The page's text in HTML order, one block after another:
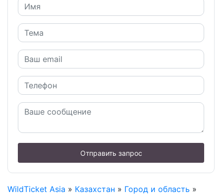
Отправить запрос
WildTicket Asia » Казахстан » Город и область »